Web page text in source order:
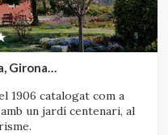
Girona
1906 catalogat com a
un jardí centenari, al